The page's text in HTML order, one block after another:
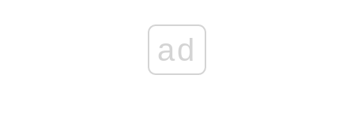
ad